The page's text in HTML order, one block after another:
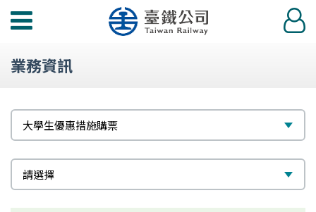
功
選
登
入
業務資訊
題
大學生優惠措施購票
標
請選擇